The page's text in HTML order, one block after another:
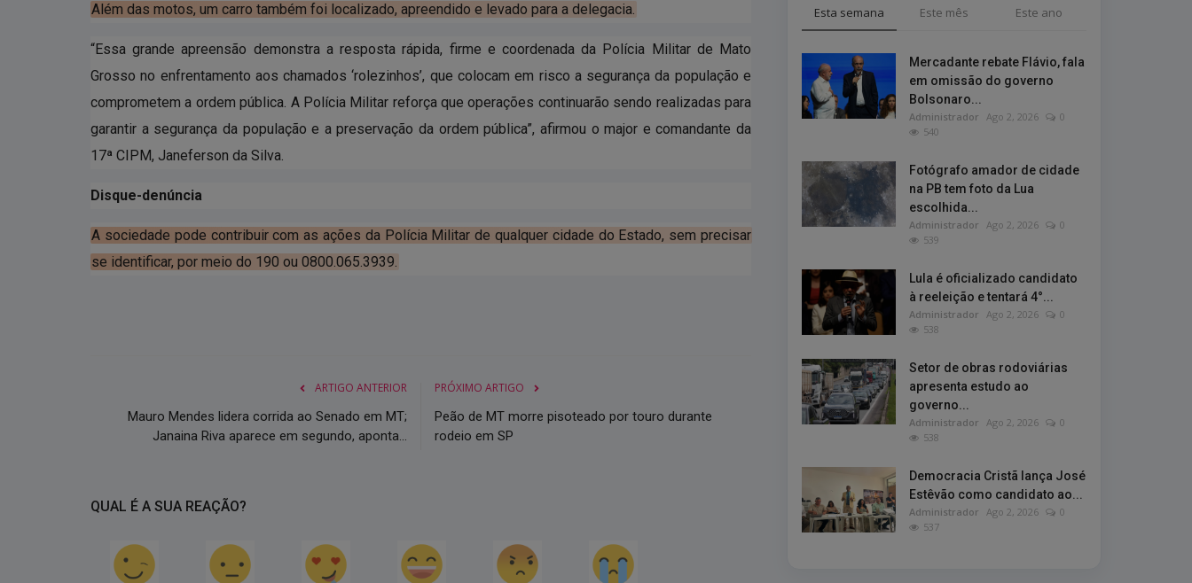
Além das motos, um carro também foi localizado, apreendido e levado para a delegacia.
“Essa grande apreensão demonstra a resposta rápida, firme e coordenada da Polícia Militar de Mato
Grosso no enfrentamento aos chamados ‘rolezinhos’, que colocam em risco a segurança da população e
comprometem a ordem pública. A Polícia Militar reforça que operações continuarão sendo realizadas para
garantir a segurança da população e a preservação da ordem pública”, afirmou o major e comandante da
17ª CIPM, Janeferson da Silva.
Disque-denúncia
A sociedade pode contribuir com as ações da Polícia Militar de qualquer cidade do Estado, sem precisar
se identificar, por meio do 190 ou 0800.065.3939.
ARTIGO ANTERIOR
Mauro Mendes lidera corrida ao Senado em MT;
Janaina Riva aparece em segundo, aponta...
PRÓXIMO ARTIGO
Peão de MT morre pisoteado por touro durante
rodeio em SP
QUAL É A SUA REAÇÃO?
Esta semana Este mês Este ano
Mercadante rebate Flávio, fala
em omissão do governo
Bolsonaro...
Administrador Ago 2, 2026
0
540
Fotógrafo amador de cidade
na PB tem foto da Lua
escolhida...
Administrador Ago 2, 2026
0
539
Lula é oficializado candidato
à reeleição e tentará 4°...
Administrador Ago 2, 2026
0
538
Setor de obras rodoviárias
apresenta estudo ao
governo...
Administrador Ago 2, 2026
0
538
Democracia Cristã lança José
Estêvão como candidato ao...
Administrador Ago 2, 2026
0
537